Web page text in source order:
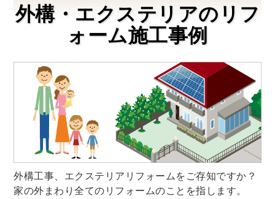
外構・エクステリアのリフ
ォーム施工事例
外構工事、エクステリアリフォームをご存知ですか？
家の外まわり全てのリフォームのことを指します。